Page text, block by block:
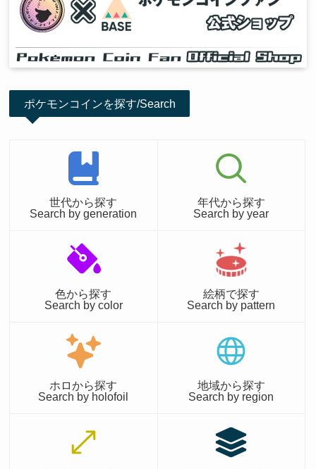
ポケモンコインを探す/Search
世代から探す
Search by generation
年代から探す
Search by year
色から探す
Search by color
絵柄で探す
Search by pattern
ホロから探す
Search by holofoil
地域から探す
Search by region